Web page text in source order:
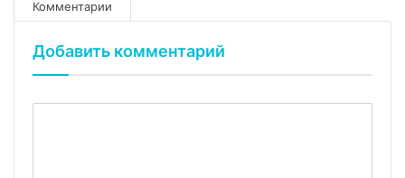
Комментарии
Добавить комментарий